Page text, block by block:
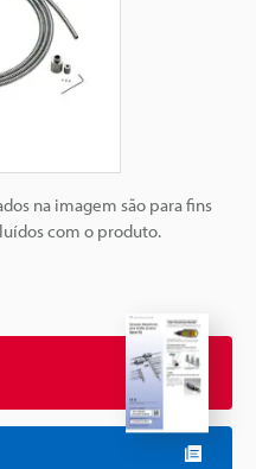
na imagem são para fins
com o produto.